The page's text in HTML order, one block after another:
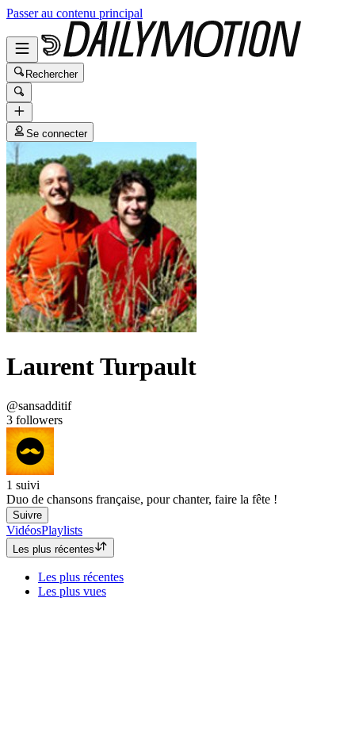
Passer au contenu principal
Rechercher
Se connecter
Laurent Turpault
@sansadditif
3 followers
1 suivi
Duo de chansons française, pour chanter, faire la fête !
Suivre
VidéosPlaylists
Les plus récentes
Les plus récentes
Les plus vues